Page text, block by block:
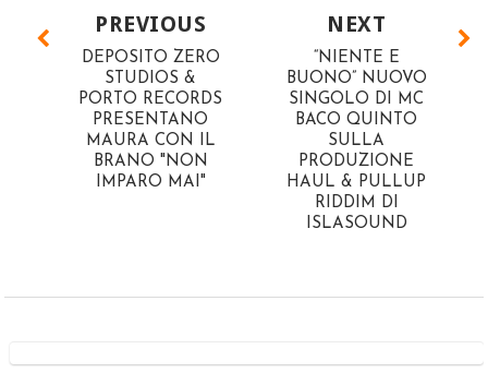
NEXT
“NIENTE E
BUONO” NUOVO
SINGOLO DI MC
BACO QUINTO
SULLA
PRODUZIONE
HAUL & PULLUP
RIDDIM DI
ISLASOUND
PREVIOUS
DEPOSITO ZERO
STUDIOS &
PORTO RECORDS
PRESENTANO
MAURA CON IL
BRANO "NON
IMPARO MAI"